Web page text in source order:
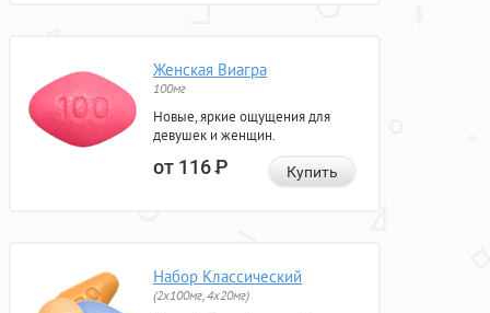
Женская Виагра
100мг
Новые, яркие ощущения для
девушек и женщин.
от 116Р Купить
Набор Классический
(2x100мг, 4x20мг)